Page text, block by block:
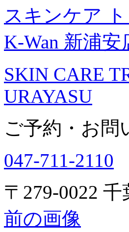
スキンケア
K-Wan 新浦安
SKIN CARE
URAYASU
ご予約・お問
047-711-2110
〒279-0022
前の画像